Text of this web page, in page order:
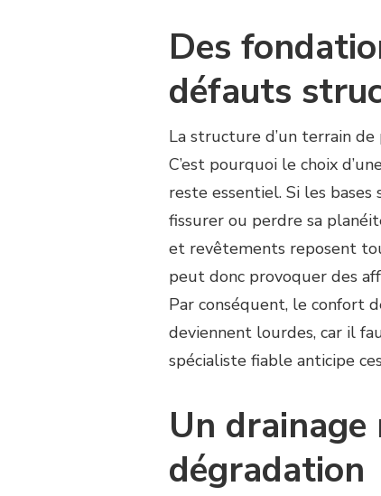
Des
défauts
La structure d’un terrain
C’est pourquoi le choix
reste essentiel. Si les
fissurer ou perdre sa
et revêtements reposent
peut donc provoquer des
Par conséquent, le confort
deviennent lourdes, car il
spécialiste fiable anticipe
Un drainage
dégradation